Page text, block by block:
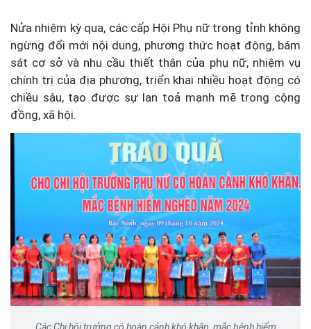
Nửa nhiệm kỳ qua, các cấp Hội Phụ nữ trong tỉnh không
ngừng đổi mới nội dung, phương thức hoạt động, bám
sát cơ sở và nhu cầu thiết thân của phụ nữ, nhiệm vụ
chính trị của địa phương, triển khai nhiều hoạt động có
chiều sâu, tạo được sự lan toả mạnh mẽ trong cộng
đồng, xã hội.
Các Chi hội trưởng có hoàn cảnh khó khăn, mắc bệnh hiểm